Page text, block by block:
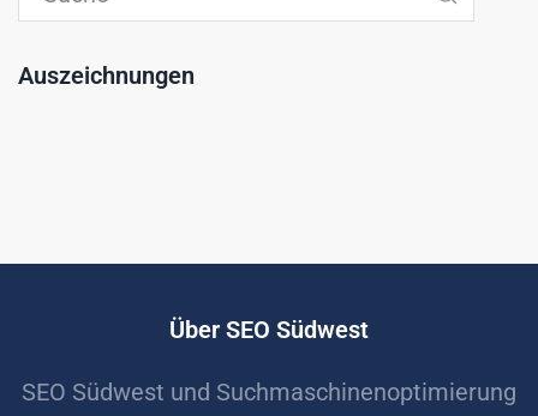
Auszeichnungen
Über SEO Südwest
SEO Südwest und Suchmaschinenoptimierung